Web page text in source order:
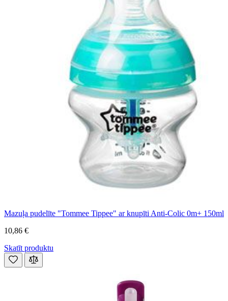
Mazuļa pudelīte "Tommee Tippee" ar knupīti Anti-Colic 0m+ 150ml
10,86 €
Skatīt produktu